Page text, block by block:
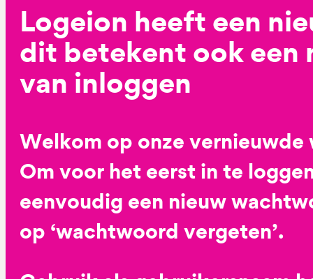
Logeion heeft een
dit betekent ook een
van inloggen
Welkom op onze vernieuwde
Om voor het eerst in te
eenvoudig een nieuw
op ‘wachtwoord vergeten’.